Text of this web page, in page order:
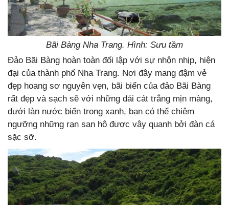
Bãi Bàng Nha Trang. Hình: Sưu tầm
Đảo Bãi Bàng hoàn toàn đối lập với sự nhộn nhịp, hiện
đại của thành phố Nha Trang. Nơi đây mang đậm vẻ
đẹp hoang sơ nguyên vẹn, bãi biển của đảo Bãi Bàng
rất đẹp và sạch sẽ với những dải cát trắng mịn màng,
dưới làn nước biển trong xanh, bạn có thể chiêm
ngưỡng những rạn san hô được vây quanh bởi đàn cá
sặc sỡ.